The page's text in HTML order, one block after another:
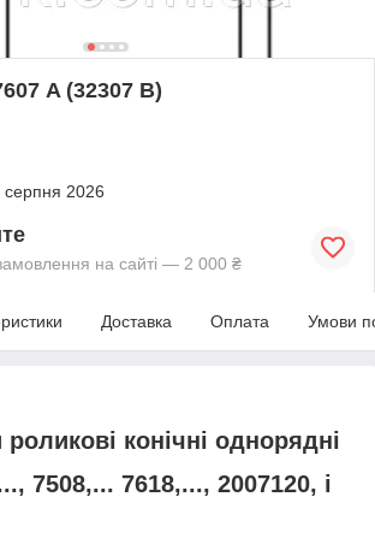
A (32307 В)
серпня 2026
на сайті — 2 000 ₴
Доставка Оплата Умови
конічні однорядні
7508,... 7618,..., 2007120, і